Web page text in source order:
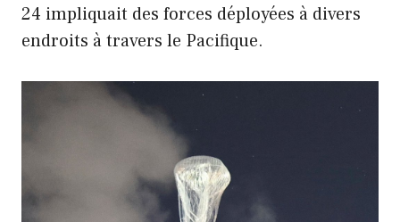
24 impliquait des forces déployées à divers
endroits à travers le Pacifique.